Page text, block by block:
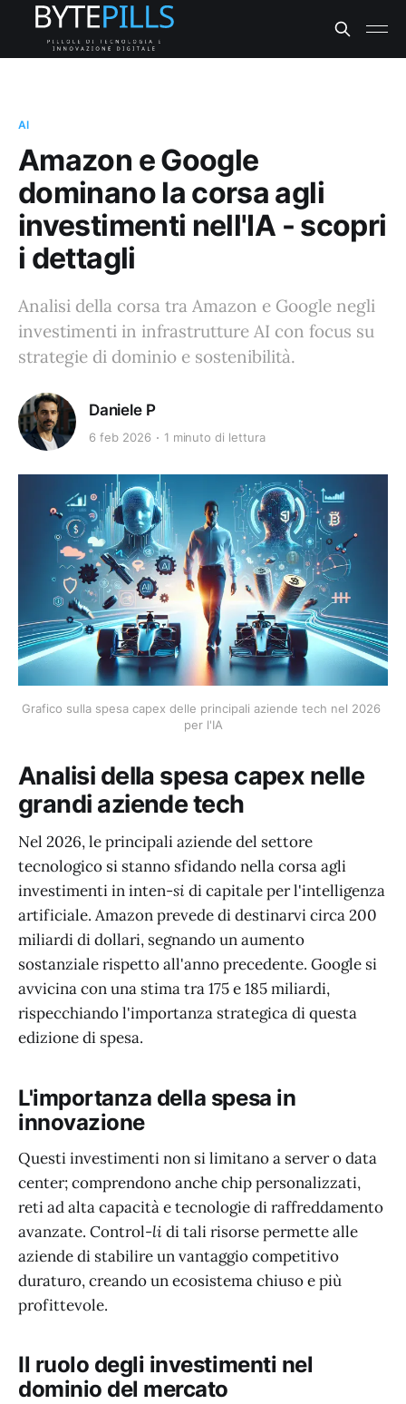
AI
Amazon e Google
dominano la corsa agli
investimenti nell'IA - scopri
i dettagli
Analisi della corsa tra Amazon e Google negli
investimenti in infrastrutture AI con focus su
strategie di dominio e sostenibilità.
Daniele P
6 feb 2026 1 minuto di lettura
Grafico sulla spesa capex delle principali aziende tech nel 2026
per l'IA
Analisi della spesa capex nelle
grandi aziende tech
Nel 2026, le principali aziende del settore
tecnologico si stanno sfidando nella corsa agli
investimenti in inten-si di capitale per l'intelligenza
artificiale. Amazon prevede di destinarvi circa 200
miliardi di dollari, segnando un aumento
sostanziale rispetto all'anno precedente. Google si
avvicina con una stima tra 175 e 185 miliardi,
rispecchiando l'importanza strategica di questa
edizione di spesa.
L'importanza della spesa in
innovazione
Questi investimenti non si limitano a server o data
center; comprendono anche chip personalizzati,
reti ad alta capacità e tecnologie di raffreddamento
avanzate. Control-li di tali risorse permette alle
aziende di stabilire un vantaggio competitivo
duraturo, creando un ecosistema chiuso e più
profittevole.
Il ruolo degli investimenti nel
dominio del mercato